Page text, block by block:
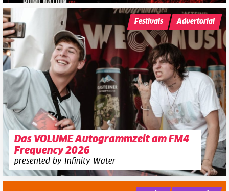
Das VOLUME Autogrammzelt am FM4
Frequency 2026
presented by Infinity Water
Festivals Advertorial